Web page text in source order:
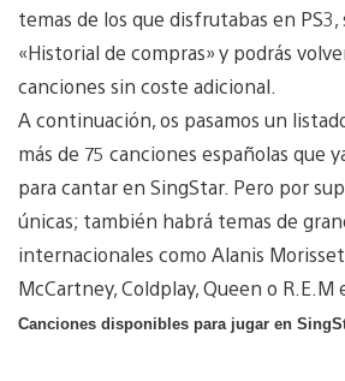
temas de los que disfrutabas en
«Historial de compras» y podrás
canciones sin coste adicional.
A continuación, os pasamos un
más de 75 canciones españolas que
para cantar en SingStar. Pero por
únicas; también habrá temas de
internacionales como Alanis
McCartney, Coldplay, Queen o
Canciones disponibles para jugar en